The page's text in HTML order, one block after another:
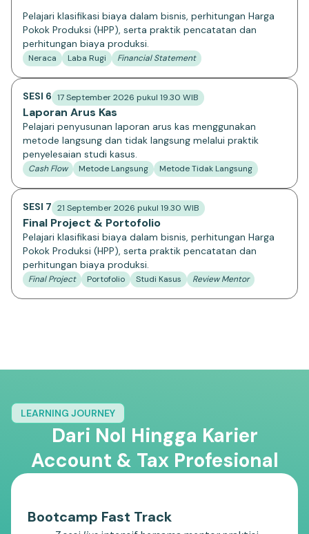
Pelajari klasifikasi biaya dalam bisnis, perhitungan Harga
Pokok Produksi (HPP), serta praktik pencatatan dan
perhitungan biaya produksi.
Neraca Laba Rugi Financial Statement
SESI 6 17 September 2026 pukul 19.30 WIB
Laporan Arus Kas
Pelajari penyusunan laporan arus kas menggunakan
metode langsung dan tidak langsung melalui praktik
penyelesaian studi kasus.
Cash Flow Metode Langsung Metode Tidak Langsung
SESI 7 21 September 2026 pukul 19.30 WIB
Final Project & Portofolio
Pelajari klasifikasi biaya dalam bisnis, perhitungan Harga
Pokok Produksi (HPP), serta praktik pencatatan dan
perhitungan biaya produksi.
Final Project Portofolio Studi Kasus Review Mentor
LEARNING JOURNEY
Dari Nol Hingga Karier
Account & Tax Profesional
Bootcamp Fast Track